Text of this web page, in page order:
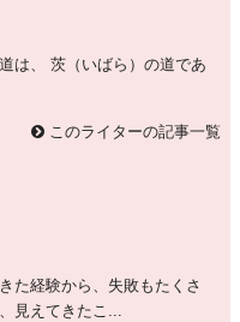
道は、 茨（いばら）の道であ
このライターの記事一覧
た経験から、失敗もたくさ
見えてきたこ...